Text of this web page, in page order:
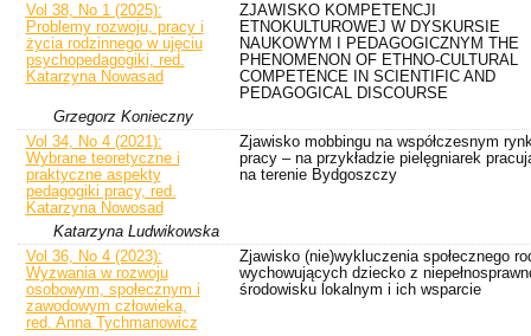
Vol 38, No 1 (2025):
Problemy rozwoju, pracy i
życia rodzinnego w ujęciu
psychopedagogiki, red.
Katarzyna Nowasad
ZJAWISKO KOMPETENCJI
ETNOKULTUROWEJ W DYSKURSIE
NAUKOWYM I PEDAGOGICZNYM THE
PHENOMENON OF ETHNO-CULTURAL
COMPETENCE IN SCIENTIFIC AND
PEDAGOGICAL DISCOURSE
Grzegorz Konieczny
Vol 34, No 4 (2021):
Wybrane teoretyczne i
praktyczne aspekty
pedagogiki pracy, red.
Katarzyna Nowosad
Zjawisko mobbingu na współczesnym
pracy – na przykładzie pielęgniarek
na terenie Bydgoszczy
Katarzyna Ludwikowska
Vol 36, No 4 (2023):
Wyzwania w rozwoju
osobowym, społecznym i
zawodowym człowieka,
red. Anna Tychmanowicz
Zjawisko (nie)wykluczenia społecznego
wychowujących dziecko z
środowisku lokalnym i ich wsparcie